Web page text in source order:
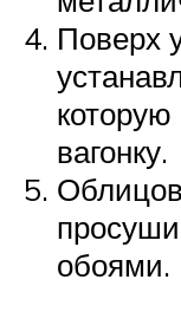
Поверх
которую
вагонку.
обоями.